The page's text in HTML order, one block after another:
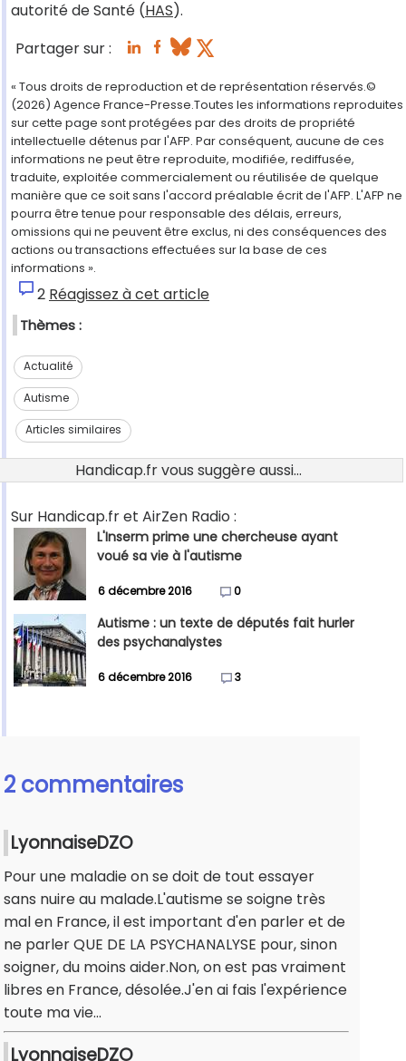
autorité de Santé (HAS).
Partager sur :
« Tous droits de reproduction et de représentation réservés.©
(2026) Agence France-Presse.Toutes les informations reproduites
sur cette page sont protégées par des droits de propriété
intellectuelle détenus par l'AFP. Par conséquent, aucune de ces
informations ne peut être reproduite, modifiée, rediffusée,
traduite, exploitée commercialement ou réutilisée de quelque
manière que ce soit sans l'accord préalable écrit de l'AFP. L'AFP ne
pourra être tenue pour responsable des délais, erreurs,
omissions qui ne peuvent être exclus, ni des conséquences des
actions ou transactions effectuées sur la base de ces
informations ».
2 Réagissez à cet article
Thèmes :
Actualité
Autisme
Articles similaires
Handicap.fr vous suggère aussi...
Sur Handicap.fr et AirZen Radio :
L'Inserm prime une chercheuse ayant
voué sa vie à l'autisme
6 décembre 2016 0
Autisme : un texte de députés fait hurler
des psychanalystes
6 décembre 2016 3
2 commentaires
LyonnaiseDZO
Pour une maladie on se doit de tout essayer
sans nuire au malade.L'autisme se soigne très
mal en France, il est important d'en parler et de
ne parler QUE DE LA PSYCHANALYSE pour, sinon
soigner, du moins aider.Non, on est pas vraiment
libres en France, désolée.J'en ai fais l'expérience
toute ma vie...
LyonnaiseDZO